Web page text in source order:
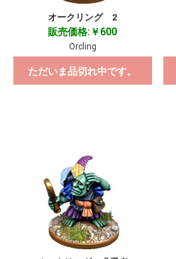
オークリング 2
販売価格:￥600
Orcling
ただいま品切れ中です。